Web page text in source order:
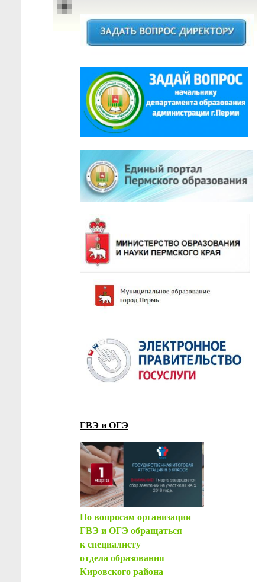
ГВЭ и ОГЭ
По вопросам организации
ГВЭ и ОГЭ обращаться
к специалисту
отдела образования
Кировского района